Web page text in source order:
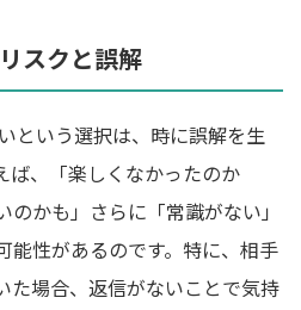
スクと誤解
という選択は、時に誤解を生
ば、「楽しくなかったのか
かも」さらに「常識がない」
能性があるのです。特に、相手
た場合、返信がないことで気持